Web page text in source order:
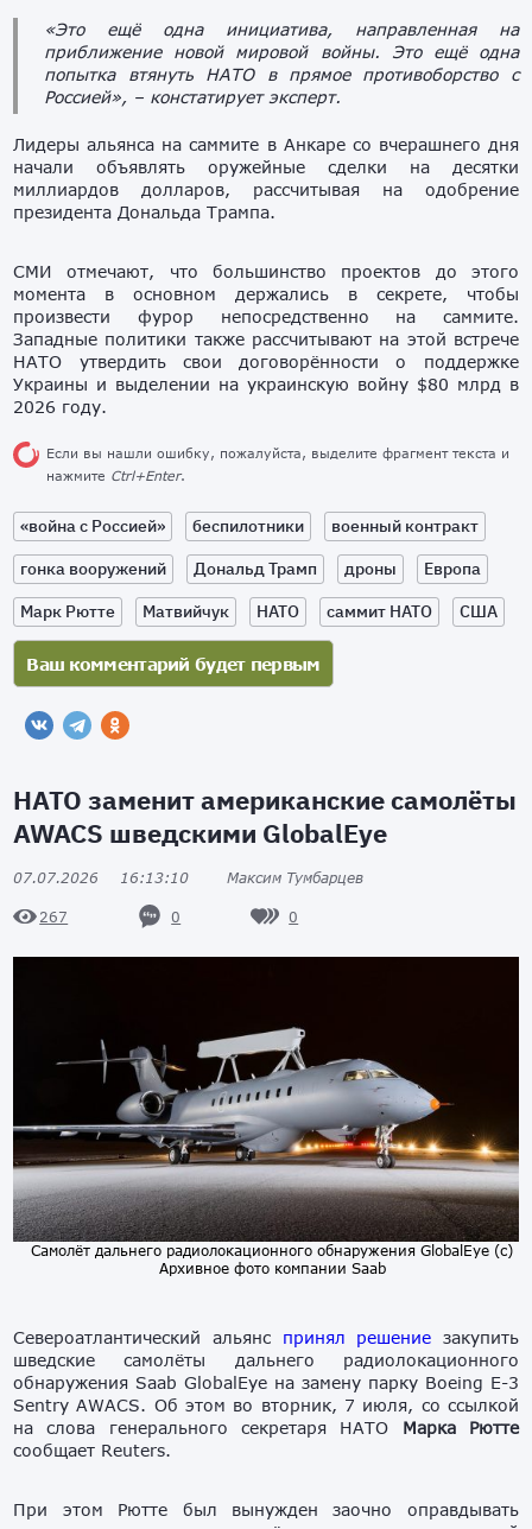
«Это ещё одна инициатива, направленная на
приближение новой мировой войны. Это ещё одна
попытка втянуть НАТО в прямое противоборство с
Россией», – констатирует эксперт.
Лидеры альянса на саммите в Анкаре со вчерашнего дня
начали объявлять оружейные сделки на десятки
миллиардов долларов, рассчитывая на одобрение
президента Дональда Трампа.
СМИ отмечают, что большинство проектов до этого
момента в основном держались в секрете, чтобы
произвести фурор непосредственно на саммите.
Западные политики также рассчитывают на этой встрече
НАТО утвердить свои договорённости о поддержке
Украины и выделении на украинскую войну $80 млрд в
2026 году.
Если вы нашли ошибку, пожалуйста, выделите фрагмент текста и
нажмите Ctrl+Enter.
«война с Россией» беспилотники
военный контракт
гонка вооружений
Дональд Трамп дроны
Европа
Марк Рютте
Матвийчук НАТО саммит НАТО США
НАТО заменит американские самолёты
AWACS шведскими GlobalEye
07.07.2026 16:13:10 Максим Тумбарцев
267 0 0
Самолёт дальнего радиолокационного обнаружения GlobalEye (с)
Архивное фото компании Saab
Североатлантический альянс принял решение закупить
шведские самолёты дальнего радиолокационного
обнаружения Saab GlobalEye на замену парку Boeing E-3
Sentry AWACS. Об этом во вторник, 7 июля, со ссылкой
на слова генерального секретаря НАТО Марка Рютте
сообщает Reuters.
При этом Рютте был вынужден заочно оправдывать